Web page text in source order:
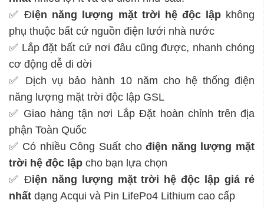
✅ Điện năng lượng mặt trời hệ độc lậpkhông
phụ thuộc bất cứ nguồn điện lưới nhà nước
✅ Lắp đặt bất cứ nơi đâu cũng được, nhanh chóng
cơ động dễ di dời
✅ Dịch vụ bảo hành 10 năm cho hệ thống điện
năng lượng mặt trời độc lập GSL
✅ Giao hàng tận nơi Lắp Đặt hoàn chỉnh trên địa
phận Toàn Quốc
✅ Có nhiều Công Suất chođiện năng lượng mặt
trời hệ độc lập cho bạn lựa chọn
✅ Điện năng lượng mặt trời hệ độc lập giá rẻ
nhất dạng Acqui và Pin LifePo4 Lithium cao cấp